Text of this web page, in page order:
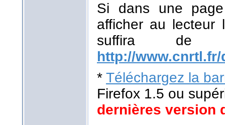
Si dans une
afficher au lecteur
suffira de
http://
* Téléchargez la
Firefox 1.5 ou
dernières version